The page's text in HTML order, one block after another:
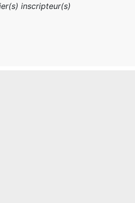
inscripteur(s)